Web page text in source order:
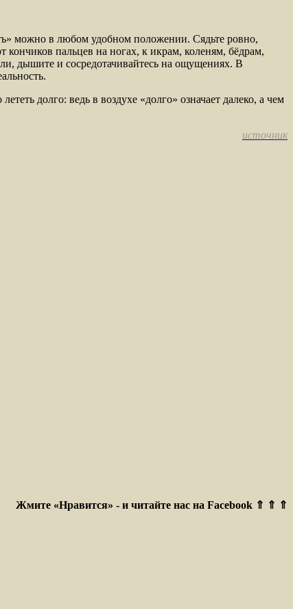
можно в любом удобном положении. Сядьте ровно,
кончиков пальцев на ногах, к икрам, коленям, бёдрам,
дышите и сосредотачивайтесь на ощущениях. В
долго: ведь в воздухе «долго» означает далеко, а чем
источник
Жмите «Нравится» - и читайте нас на Facebook ⇑ ⇑ ⇑